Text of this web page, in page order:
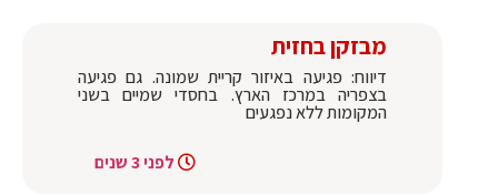
מבזקן בחזית
דיווח: פגיעה באיזור קריית שמונה. גם פגיעה
בצפריה במרכז הארץ. בחסדי שמיים בשני
המקומות ללא נפגעים
לפני 3 שנים